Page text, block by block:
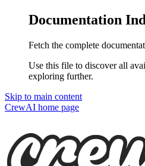
Documentation
Fetch the complete
Use this file to discover all
exploring further.
Skip to main content
CrewAI home page